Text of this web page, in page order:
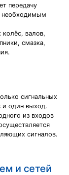
передачу
необходимым
колёс, валов,
смазка,
сигнальных
и один выход.
из входов
сигналов.
и сетей